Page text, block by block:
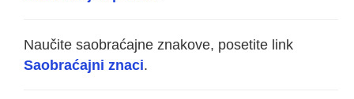
Naučite saobraćajne znakove, posetite link
Saobraćajni znaci.